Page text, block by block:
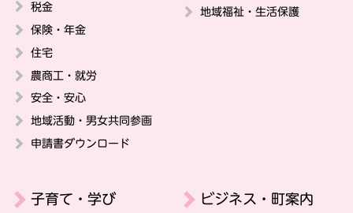
税金
保険・年金
住宅
農商工・就労
安全・安心
地域活動・男女共同参画
申請書ダウンロード
地域福祉・生活保護
子育て・学び ビジネス・町案内